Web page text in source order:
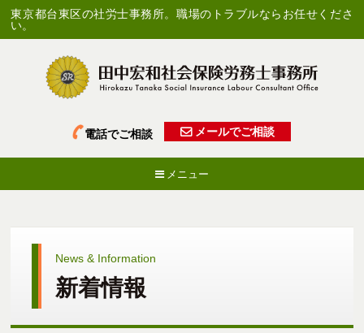
東京都台東区の社労士事務所。職場のトラブルならお任せくださ
い。
電話でご相談 メールでご相談
メニュー
News & Information
新着情報